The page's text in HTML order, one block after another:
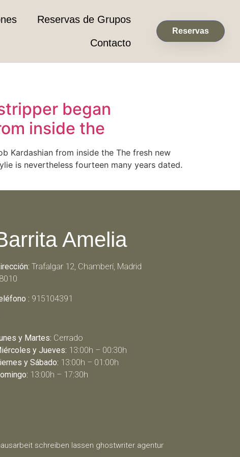
Reservas de Grupos
Contacto
Reservas
began
inside the
Kardashian from inside the The fresh new
is nevertheless fourteen many years dated.
Amelia
Trafalgar 12, Chamberí, Madrid
: 915104391
y Martes: Cerrado
y Jueves: 13:00h – 00:30h
y Sábado: 13:00h – 01:00h
13:00h – 17:30h
schreiben lassen ghostwriter agentur